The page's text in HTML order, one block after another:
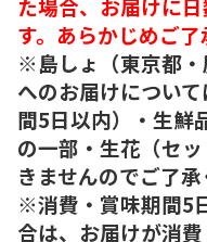
た場合、お届けに
す。あらかじめご了
※島しょ（東京都
へのお届けについ
間5日以内）・生鮮
の一部・生花（セ
きませんのでご了承
※消費・賞味期間5
合は、お届けが消